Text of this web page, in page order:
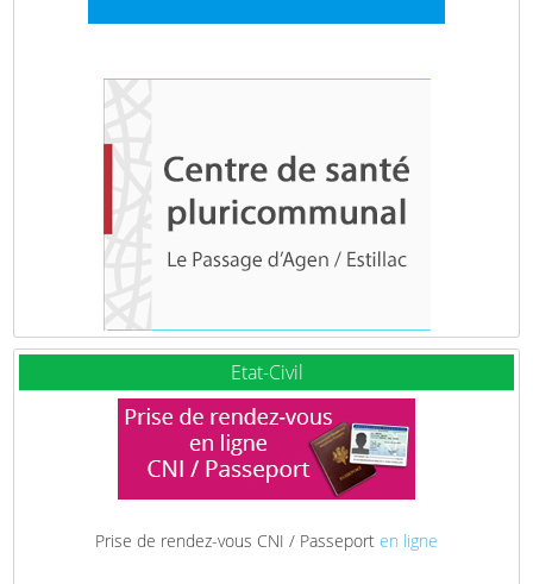
Etat-Civil
Prise de rendez-vous CNI / Passeport en ligne